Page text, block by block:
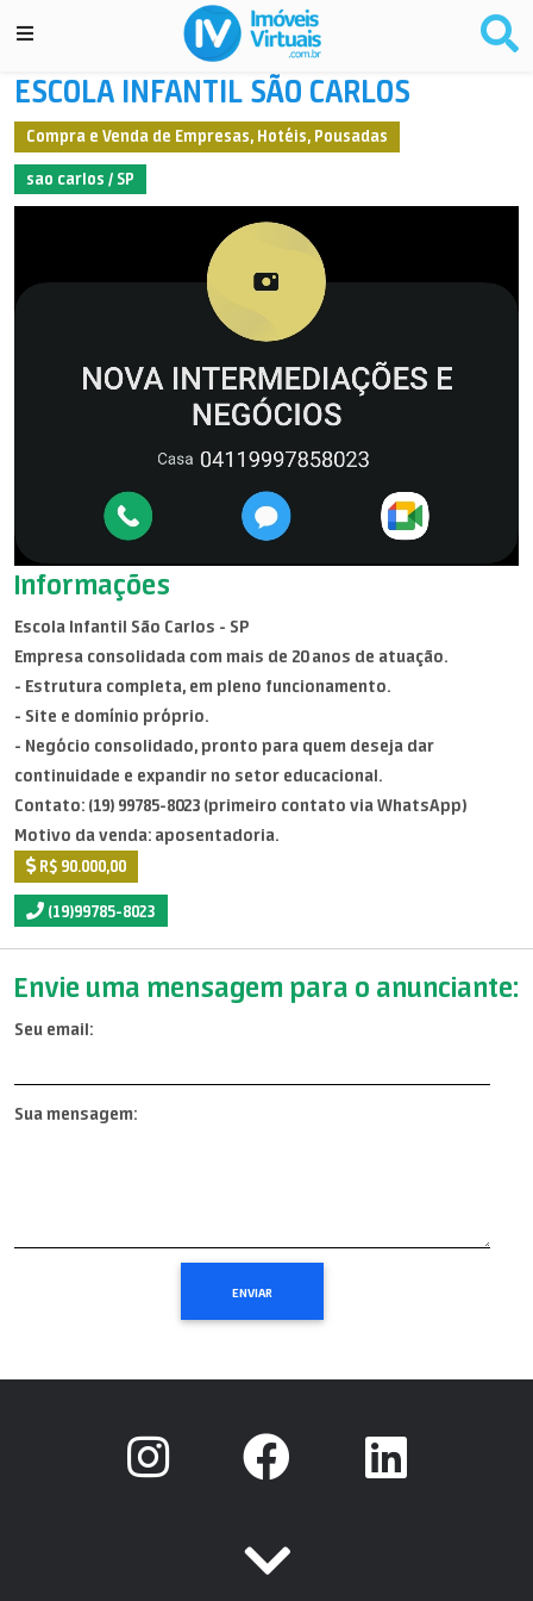
ESCOLA INFANTIL SÃO CARLOS
Compra e Venda de Empresas, Hotéis, Pousadas
sao carlos / SP
Informações
Escola Infantil São Carlos - SP
Empresa consolidada com mais de 20 anos de atuação.
- Estrutura completa, em pleno funcionamento.
- Site e domínio próprio.
- Negócio consolidado, pronto para quem deseja dar
continuidade e expandir no setor educacional.
Contato: (19) 99785-8023 (primeiro contato via WhatsApp)
Motivo da venda: aposentadoria.
R$ 90.000,00
(19)99785-8023
Envie uma mensagem para o anunciante:
Seu email:
Sua mensagem: